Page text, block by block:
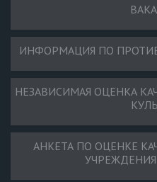
ИНФОРМАЦИЯ ПО
НЕЗАВИСИМАЯ ОЦЕНКА
АНКЕТА ПО ОЦЕНКЕ